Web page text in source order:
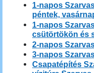
1-napos
péntek,
1-napos
csütörtökön és
2-napos
3-napos
Csapatépítés